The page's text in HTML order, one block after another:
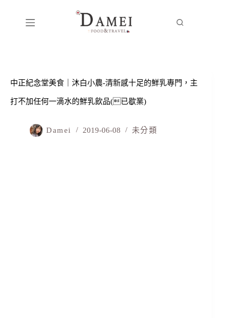
中正紀念堂美食｜沐白小農-清新感十足的鮮乳專門，主
打不加任何一滴水的鮮乳飲品(已歇業)
Damei 2019-06-08 未分類